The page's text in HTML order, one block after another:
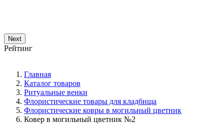
Next
Рейтинг
Главная
Каталог товаров
Ритуальные венки
Флористические товары для кладбища
Флористические ковры в могильный цветник
Ковер в могильный цветник №2